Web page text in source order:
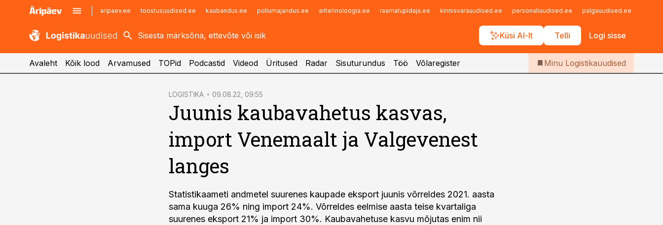
aripaev.ee toostusuudised.ee kaubandus.ee pollumajandus.ee aritehnoloogia.ee raamatupidaja.ee kinnisvarauudised.ee personaliuudised.ee palgauudised.ee
Küsi AI-lt Telli Logi sisse
kaubandus.ee
kinnisvarauudised.ee
imelineajalugu.ee
Infopank
Iseteenindus
Telli Logistikauudised
Avaleht Kõik lood Arvamused TOPid Podcastid Videod Üritused Radar Sisuturundus Töö Võlaregister Minu Logistikauudised
LOGISTIKA 09.08.22, 09:55
Juunis kaubavahetus kasvas,
import Venemaalt ja Valgevenest
langes
Statistikaameti andmetel suurenes kaupade eksport juunis võrreldes 2021. aasta
sama kuuga 26% ning import 24%. Võrreldes eelmise aasta teise kvartaliga
suurenes eksport 21% ja import 30%. Kaubavahetuse kasvu mõjutas enim nii